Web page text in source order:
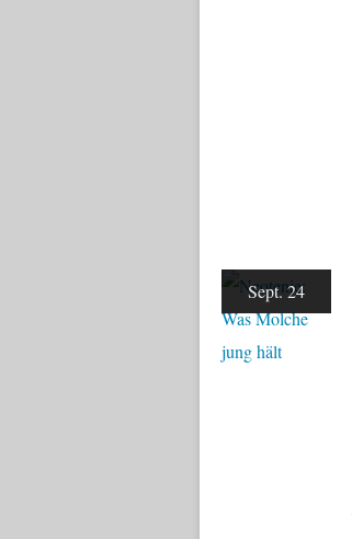
Sept. 24